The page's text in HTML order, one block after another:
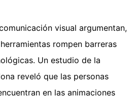
visual argumentan,
rompen barreras
Un estudio de la
reveló que las personas
en las animaciones